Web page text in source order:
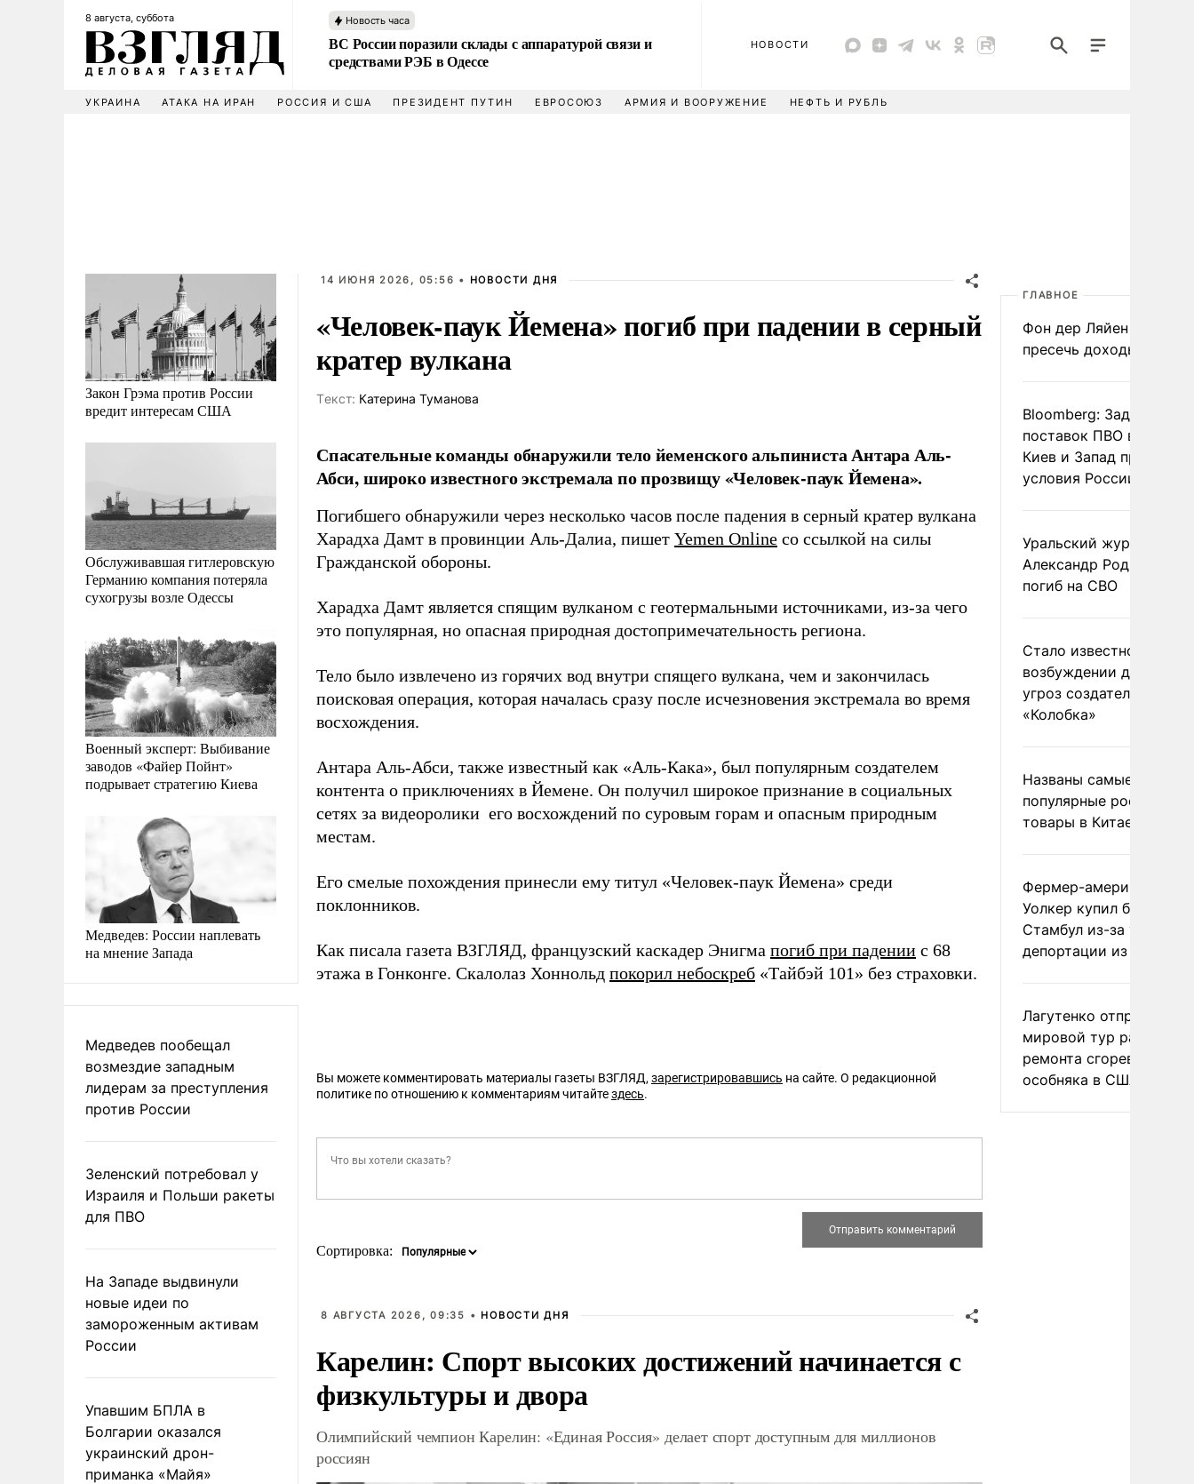
8 августа, суббота Новость часа
ВС России поразили склады с аппаратурой связи и
средствами РЭБ в Одессе
НОВОСТИ
УКРАИНА АТАКА НА ИРАН РОССИЯ И США ПРЕЗИДЕНТ ПУТИН ЕВРОСОЮЗ АРМИЯ И ВООРУЖЕНИЕ НЕФТЬ И РУБЛЬ
Закон Грэма против России
вредит интересам США
Обслуживавшая гитлеровскую
Германию компания потеряла
сухогрузы возле Одессы
Военный эксперт: Выбивание
заводов «Файер Пойнт»
подрывает стратегию Киева
Медведев: России наплевать
на мнение Запада
Медведев пообещал
возмездие западным
лидерам за преступления
против России
Зеленский потребовал у
Израиля и Польши ракеты
для ПВО
На Западе выдвинули
новые идеи по
замороженным активам
России
Упавшим БПЛА в
Болгарии оказался
украинский дрон-
приманка «Майя»
14 ИЮНЯ 2026, 05:56 • НОВОСТИ ДНЯ
«Человек-паук Йемена» погиб при падении в серный
кратер вулкана
Tекст: Катерина Туманова
Спасательные команды обнаружили тело йеменского альпиниста Антара Аль-
Абси, широко известного экстремала по прозвищу «Человек-паук Йемена».
Погибшего обнаружили через несколько часов после падения в серный кратер вулкана
Харадха Дамт в провинции Аль-Далиа, пишет Yemen Online со ссылкой на силы
Гражданской обороны.
Харадха Дамт является спящим вулканом с геотермальными источниками, из-за чего
это популярная, но опасная природная достопримечательность региона.
Тело было извлечено из горячих вод внутри спящего вулкана, чем и закончилась
поисковая операция, которая началась сразу после исчезновения экстремала во время
восхождения.
Антара Аль-Абси, также известный как «Аль-Кака», был популярным создателем
контента о приключениях в Йемене. Он получил широкое признание в социальных
сетях за видеоролики его восхождений по суровым горам и опасным природным
местам.
Его смелые похождения принесли ему титул «Человек-паук Йемена» среди
поклонников.
Как писала газета ВЗГЛЯД, французский каскадер Энигма погиб при падении с 68
этажа в Гонконге. Скалолаз Хоннольд покорил небоскреб «Тайбэй 101» без страховки.
Вы можете комментировать материалы газеты ВЗГЛЯД, зарегистрировавшись на сайте. О редакционной
политике по отношению к комментариям читайтездесь.
Сортировка:
8 АВГУСТА 2026, 09:35 • НОВОСТИ ДНЯ
Карелин: Спорт высоких достижений начинается с
физкультуры и двора
Олимпийский чемпион Карелин: «Единая Россия» делает спорт доступным для миллионов
россиян
ГЛАВНОЕ
Фон дер Ляйен
пресечь доходы России
Bloomberg: Задержка
поставок ПВО вынудит
Киев и Запад принять
условия России
Уральский журналист
Александр Родионов
погиб на СВО
Стало известно о
возбуждении дела из-
угроз создателям
«Колобка»
Названы самые
популярные российские
товары в Китае
Фермер-американец
Уолкер купил билет в
Стамбул из-за угрозы
депортации из России
Лагутенко отправился в
мировой тур ради
ремонта сгоревшего
особняка в США